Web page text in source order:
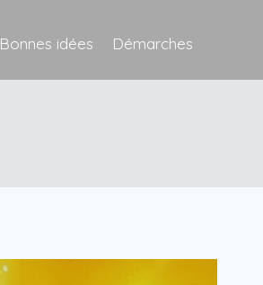
Bonnes idées Démarches